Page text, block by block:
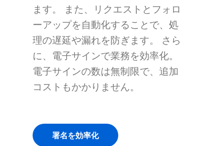
ます。 また、リクエストとフォロ
ーアップを自動化することで、処
理の遅延や漏れを防ぎます。 さら
に、電子サインで業務を効率化。
電子サインの数は無制限で、追加
コストもかかりません。
署名を効率化